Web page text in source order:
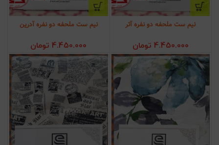
نیم ست ملحفه دو نفره آتر
4.450.000 تومان
نیم ست ملحفه دو نفره آدرین
4.450.000 تومان